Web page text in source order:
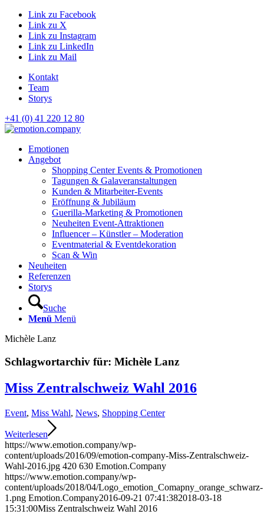
Link zu Facebook
Link zu X
Link zu Instagram
Link zu LinkedIn
Link zu Mail
Kontakt
Team
Storys
+41 (0) 41 220 12 80
Hauptnavigation
Emotionen
Angebot
Shopping Center Events & Promotionen
Tagungen & Galaveranstaltungen
Kunden & Mitarbeiter-Events
Eröffnung & Jubiläum
Guerilla-Marketing & Promotionen
Neuheiten Event-Attraktionen
Influencer – Künstler – Moderation
Eventmaterial & Eventdekoration
Scan & Win
Neuheiten
Referenzen
Storys
Suche
Menü Menü
Michèle Lanz
Schlagwortarchiv für: Michèle Lanz
Miss Zentralschweiz Wahl 2016
Event, Miss Wahl, News, Shopping Center
Weiterlesen
https://www.emotion.company/wp-
content/uploads/2016/09/emotion-company-Miss-Zentralschweiz-
Wahl-2016.jpg 420 630 Emotion.Company
https://www.emotion.company/wp-
content/uploads/2018/04/Logo_emotion_Comapny_orange_schwarz-
1.png Emotion.Company2016-09-21 07:41:382018-03-18
15:31:00Miss Zentralschweiz Wahl 2016